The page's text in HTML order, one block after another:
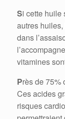
Si cette huile
autres
dans
vitamines
Près de 75%
Ces acides
risques